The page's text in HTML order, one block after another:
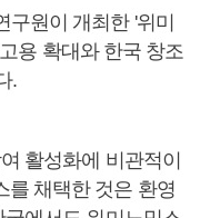
원이 개최한 '위미
용 확대와 한국 창조
.
활성화에 비관적이
를 채택한 것은 환영